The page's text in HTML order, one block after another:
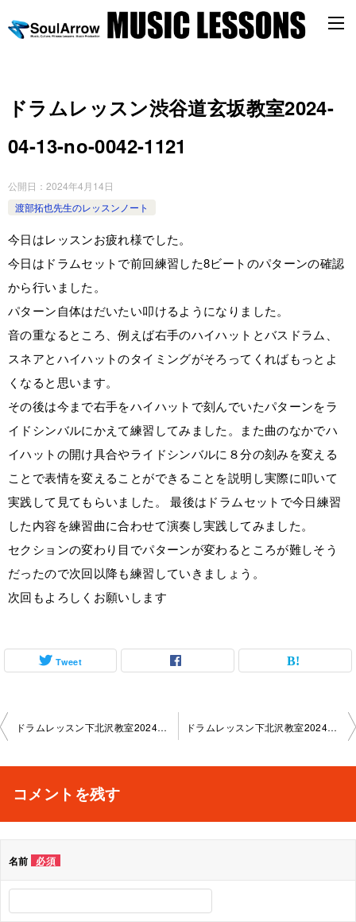
ドラムレッスン渋谷道玄坂教室2024-
04-13-no-0042-1121
公開日： 2024年4月14日
渡部拓也先生のレッスンノート
今日はレッスンお疲れ様でした。
今日はドラムセットで前回練習した8ビートのパターンの確認
から行いました。
パターン自体はだいたい叩けるようになりました。
音の重なるところ、例えば右手のハイハットとバスドラム、
スネアとハイハットのタイミングがそろってくればもっとよ
くなると思います。
その後は今まで右手をハイハットで刻んでいたパターンをラ
イドシンバルにかえて練習してみました。また曲のなかでハ
イハットの開け具合やライドシンバルに８分の刻みを変える
ことで表情を変えることができることを説明し実際に叩いて
実践して見てもらいました。 最後はドラムセットで今日練習
した内容を練習曲に合わせて演奏し実践してみました。
セクションの変わり目でパターンが変わるところが難しそう
だったので次回以降も練習していきましょう。
次回もよろしくお願いします
Tweet
投
ビ
シ
ドラムレッスン下北沢教室2024-04-10-0042-1141 ドラムレッスン下北沢教室2024-04-17-0042-1141
コメントを残す
名前 必須